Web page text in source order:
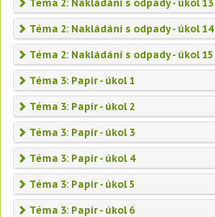
Téma 2: Nakládání s odpady - úkol 13
Téma 2: Nakládání s odpady - úkol 14
Téma 2: Nakládání s odpady - úkol 15
Téma 3: Papír - úkol 1
Téma 3: Papír - úkol 2
Téma 3: Papír - úkol 3
Téma 3: Papír - úkol 4
Téma 3: Papír - úkol 5
Téma 3: Papír - úkol 6